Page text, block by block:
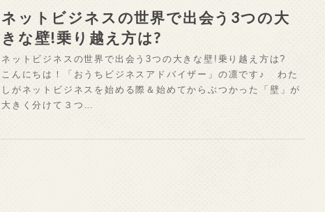
ネットビジネスの世界で出会う3つの大
きな壁!乗り越え方は?
ネットビジネスの世界で出会う3つの大きな壁!乗り越え方は?
こんにちは！「おうちビジネスアドバイザー」の凛です♪ わた
しがネットビジネスを始める際＆始めてからぶつかった「壁」が
大きく分けて３つ…